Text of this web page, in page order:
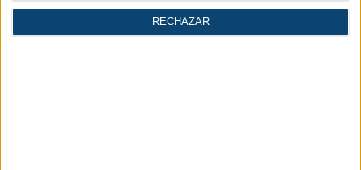
RECHAZAR